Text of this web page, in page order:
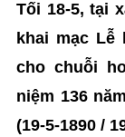
Tối 18-5, tại
khai mạc Lễ
cho chuỗi
niệm 136
(19-5-1890 /